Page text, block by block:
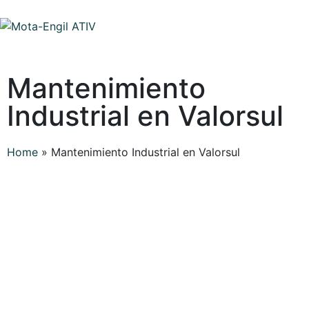
Mantenimiento
Industrial en Valorsul
Home » Mantenimiento Industrial en Valorsul